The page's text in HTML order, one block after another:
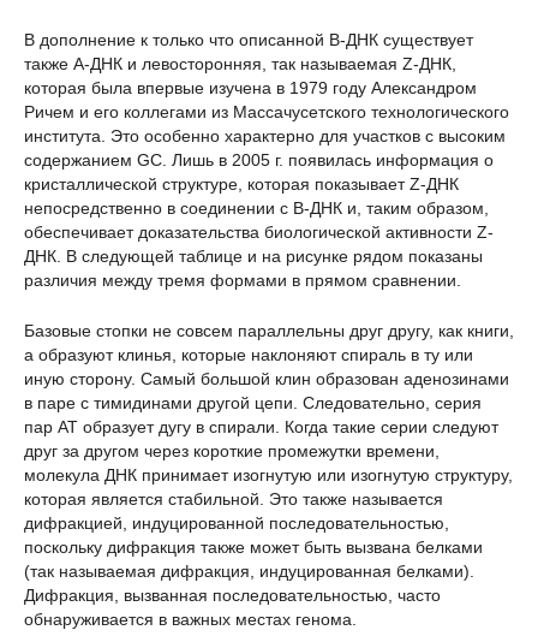
В дополнение к только что описанной B-ДНК существует
также A-ДНК и левосторонняя, так называемая Z-ДНК,
которая была впервые изучена в 1979 году Александром
Ричем и его коллегами из Массачусетского технологического
института. Это особенно характерно для участков с высоким
содержанием GC. Лишь в 2005 г. появилась информация о
кристаллической структуре, которая показывает Z-ДНК
непосредственно в соединении с B-ДНК и, таким образом,
обеспечивает доказательства биологической активности Z-
ДНК. В следующей таблице и на рисунке рядом показаны
различия между тремя формами в прямом сравнении.
Базовые стопки не совсем параллельны друг другу, как книги,
а образуют клинья, которые наклоняют спираль в ту или
иную сторону. Самый большой клин образован аденозинами
в паре с тимидинами другой цепи. Следовательно, серия
пар AT образует дугу в спирали. Когда такие серии следуют
друг за другом через короткие промежутки времени,
молекула ДНК принимает изогнутую или изогнутую структуру,
которая является стабильной. Это также называется
дифракцией, индуцированной последовательностью,
поскольку дифракция также может быть вызвана белками
(так называемая дифракция, индуцированная белками).
Дифракция, вызванная последовательностью, часто
обнаруживается в важных местах генома.